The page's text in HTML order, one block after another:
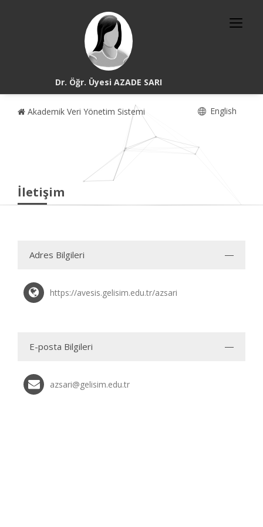
Dr. Öğr. Üyesi AZADE SARI
Akademik Veri Yönetim Sistemi English
İletişim
Adres Bilgileri
https://avesis.gelisim.edu.tr/azsari
E-posta Bilgileri
azsari@gelisim.edu.tr